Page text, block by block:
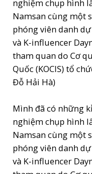
Mình đã có những
nghiệm chụp hình
Namsan cùng một
phóng viên danh
và K-influencer